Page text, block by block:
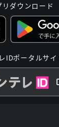
ダウンロード
IDポータルサイ